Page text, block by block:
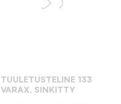
TUULETUSTELINE 133
VARAX, SINKITTY